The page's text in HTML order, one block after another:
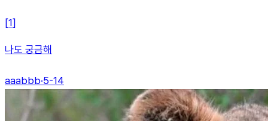
[1]
나도 궁금해
aaabbb·5-14